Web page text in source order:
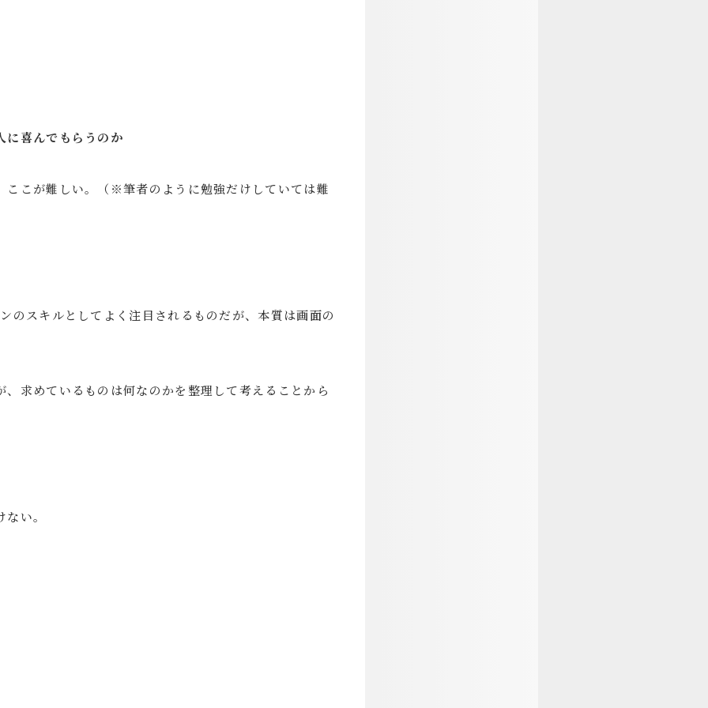
に喜んでもらうのか
ここが難しい。（※筆者のように勉強だけしていては難
のスキルとしてよく注目されるものだが、本質は画面の
求めているものは何なのかを整理して考えることから
い。